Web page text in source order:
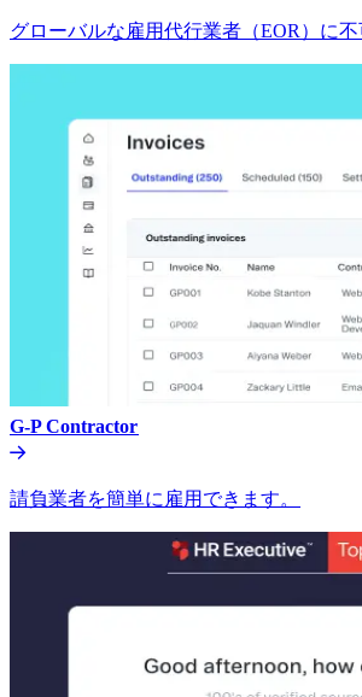
グローバルな雇用代行業者（EOR）に不
G-P Contractor​​
請負業者を簡単に雇用できます。​​